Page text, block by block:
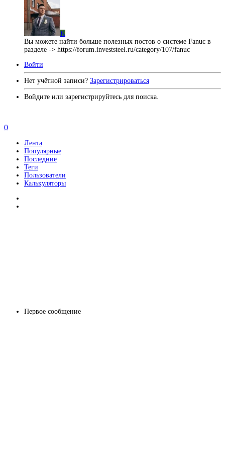
K
Вы можете найти больше полезных постов о системе Fanuc в
разделе -> https://forum.investsteel.ru/category/107/fanuc
Войти
Нет учётной записи? Зарегистрироваться
Войдите или зарегистрируйтесь для поиска.
Первое сообщение
0
Лента
Популярные
Последние
Теги
Пользователи
Калькуляторы